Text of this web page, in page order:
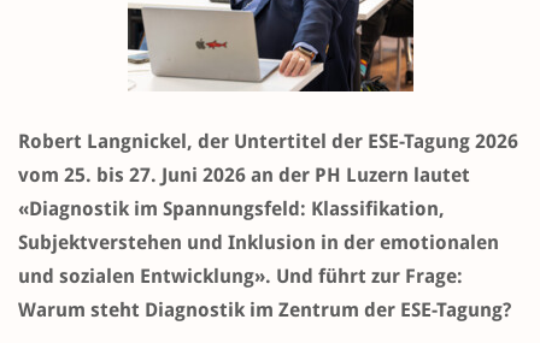
Robert Langnickel, der Untertitel der ESE-Tagung 2026
vom 25. bis 27. Juni 2026 an der PH Luzern lautet
«Diagnostik im Spannungsfeld: Klassifikation,
Subjektverstehen und Inklusion in der emotionalen
und sozialen Entwicklung». Und führt zur Frage:
Warum steht Diagnostik im Zentrum der ESE-Tagung?